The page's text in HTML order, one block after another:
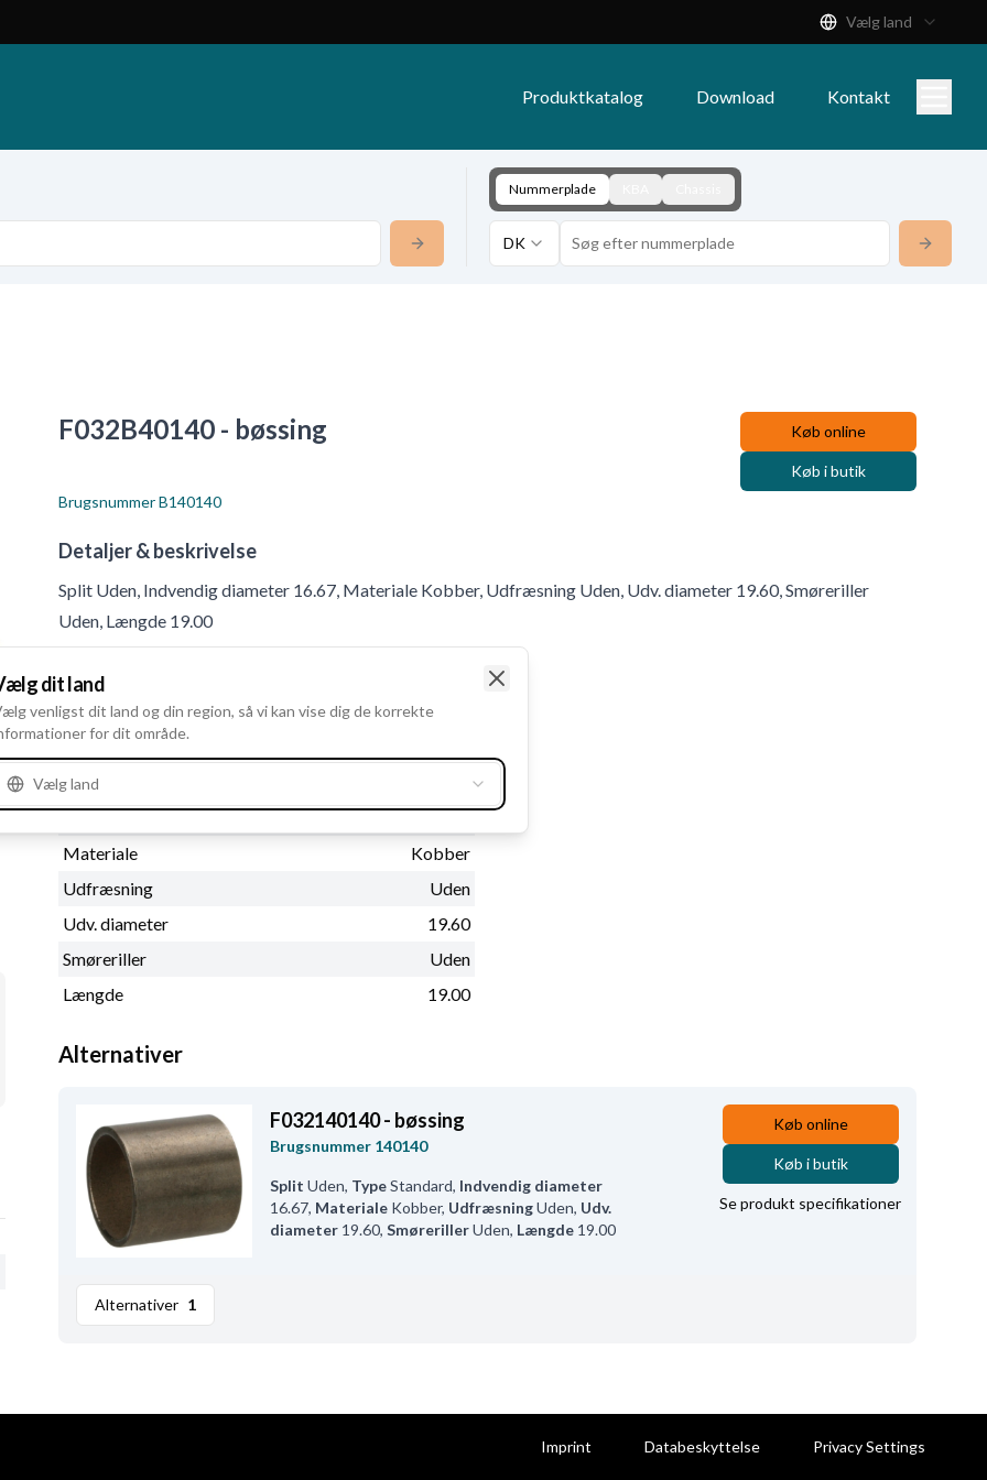
Vælg land
Produktkatalog Download Kontakt
Nummerplade
DK
F032B40140 - bøssing Køb online
Køb i butik
BrugsnummerB140140
Detaljer & beskrivelse
Split Uden, Indvendig diameter 16.67, Materiale Kobber, Udfræsning Uden, Udv. diameter 19.60, Smøreriller
Uden, Længde 19.00
Produktinformation
Split
Materiale
Kobber
Udfræsning
Uden
Udv. diameter
19.60
Smøreriller
Uden
Længde
19.00
Alternativer
F032140140 - bøssing
Brugsnummer 140140
Split Uden, TypeStandard, Indvendig diameter
16.67, Materiale Kobber, UdfræsningUden, Udv.
diameter 19.60,SmørerillerUden, Længde 19.00
Køb online
Køb i butik
Se produkt specifikationer
Alternativer 1
Imprint Databeskyttelse Privacy Settings
dit land
venligst dit land og din region, så vi kan vise dig de korrekte
for dit område.
Vælg land